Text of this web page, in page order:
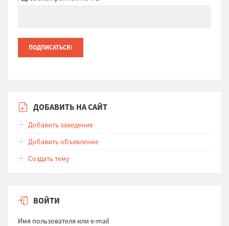
ДОБАВИТЬ НА САЙТ
Добавить заведение
Добавить объявление
Создать тему
ВОЙТИ
Имя пользователя или e-mail